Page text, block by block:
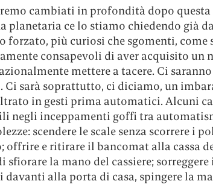
cambiati in profondità dopo
planetaria ce lo stiamo chiedendo già
forzato, più curiosi che sgomenti, come
consapevoli di aver acquisito un
mettere a tacere. Ci
Ci sarà soprattutto, ci diciamo, un
in gesti prima automatici. Alcuni
negli inceppamenti goffi tra
scendere le scale senza scorrere i
offrire e ritirare il bancomat alla cassa
sfiorare la mano del cassiere; sorreggere
davanti alla porta di casa, spingere la